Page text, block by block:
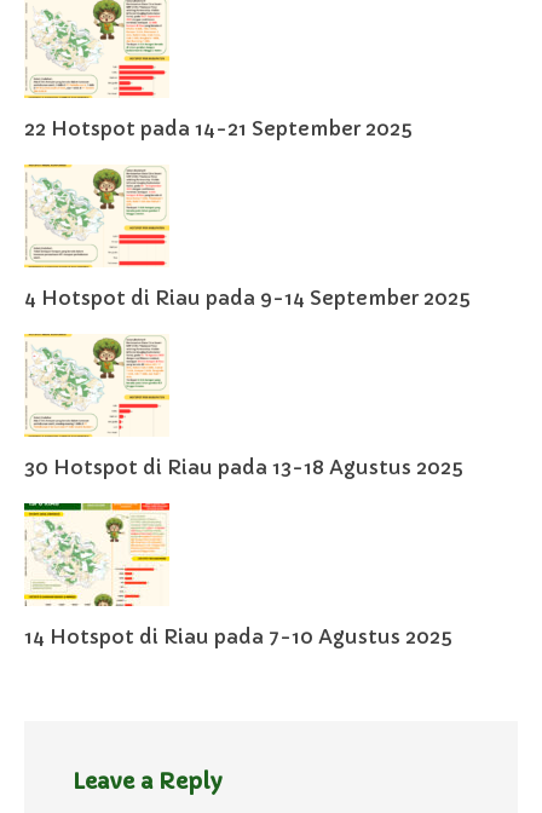
22 Hotspot pada 14-21 September 2025
4 Hotspot di Riau pada 9-14 September 2025
30 Hotspot di Riau pada 13-18 Agustus 2025
14 Hotspot di Riau pada 7-10 Agustus 2025
Leave a Reply